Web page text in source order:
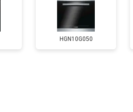
HGN10G050